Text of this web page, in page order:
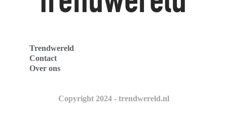
Trendwereld
Contact
Over ons
Copyright 2024 - trendwereld.nl